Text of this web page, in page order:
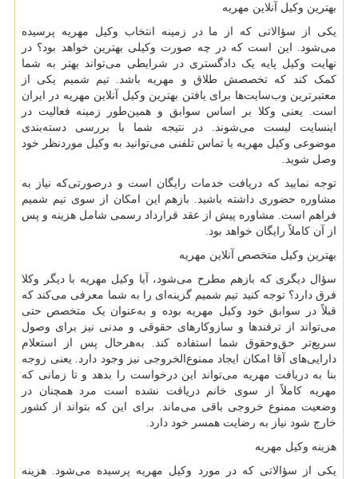
بهترین وکیل آنلاین مهریه
یکی از سؤالاتی که از ما در زمینه انتخاب وکیل مهریه پرسیده
می‌شود. این است که در چه صورت وکیلی بهترین خواهد بود؟ در
نهایت وکیل پایه یک دادگستری در شرایطی می‌تواند بهتر به شما
کمک کند که تخصصش طلاق و مهریه باشد. تیم شمیم یکی از
معتبرترین وب‌سایت‌ها برای یافتن بهترین وکیل آنلاین مهریه در ایران
است. یعنی وکلا بر اساس سوابق و همین‌طور زمینه فعالیت در
اینسایت لیست می‌شوند. در نتیجه شما با بررسی دسته‌بندی
موضوعی وکیل مهریه یا تماس تلفنی می‌توانید به وکیل موردنظر خود
وصل شوید.
توجه نمایید که دریافت خدمات رایگان است و درصورتی‌که نیاز به
مشاوره حضوری داشته باشید. بازهم این امکان از سوی تیم شمیم
فراهم است. مشاوره پیش از عقد قرارداد رسمی شامل هزینه و پس
از آن کاملاً رایگان خواهد بود.
بهترین وکیل متخصص آنلاین مهریه
سؤال دیگری که بازهم مطرح می‌شود، آیا وکیل مهریه با دیگر وکلا
فرق دارد؟ توجه کنید تیم شمیم گزینه‌ای را به شما معرفی می‌کند که
قبلاً در سوابق خود وکیل مهریه بوده و به‌عنوان یک متخصص حتی
می‌تواند از ترفندها و سازوکارهای حقوقی و مدنی نیز برای وصول
سریع‌تر حق‌وحقوق شما استفاده کند. به‌هرحال پس از استعلام
دارایی‌های آقا امکان ایجاد ممنوع‌الخروجی نیز وجود دارد. یعنی زوجه
بنا به دریافت مهریه می‌تواند این درخواست را بدهد و تا زمانی که
مهریه کاملاً از سوی خانم دریافت نشده است مرد همچنان در
وضعیت ممنوع خروجی باقی می‌ماند. برای این که بتواند از کشور
خارج شود نیاز به رضایت همسر خود دارد.
هزینه وکیل مهریه
یکی از سؤالاتی که در مورد وکیل مهریه پرسیده می‌شود. هزینه